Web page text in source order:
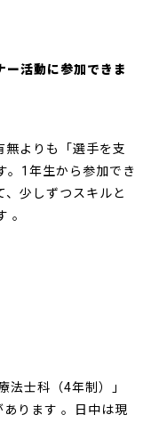
ー活動に参加できま
無よりも「選手を支
。1年生から参加でき
、少しずつスキルと
。
法士科（4年制）」
ります 。日中は現